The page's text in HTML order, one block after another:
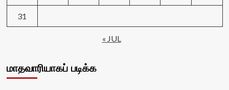
31
« JUL
மாதவாரியாகப் படிக்க